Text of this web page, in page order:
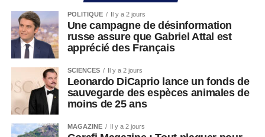
POLITIQUE Il y a 2 jours
Une campagne de désinformation
russe assure que Gabriel Attal est
apprécié des Français
SCIENCES Il y a 2 jours
Leonardo DiCaprio lance un fonds de
sauvegarde des espèces animales de
moins de 25 ans
MAGAZINE Il y a 2 jours